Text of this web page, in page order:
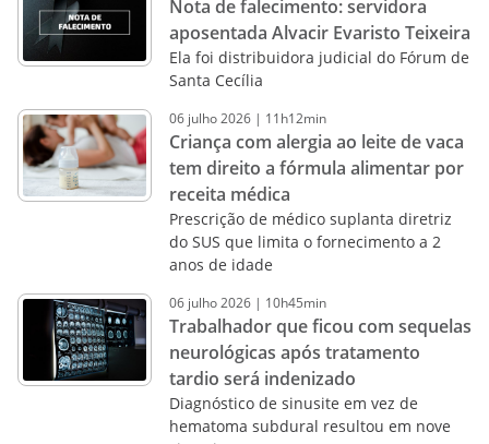
Nota de falecimento: servidora
aposentada Alvacir Evaristo Teixeira
Ela foi distribuidora judicial do Fórum de
Santa Cecília
06 julho2026 | 11h12min
Criança com alergia ao leite de vaca
tem direito a fórmula alimentar por
receita médica
Prescrição de médico suplanta diretriz
do SUS que limita o fornecimento a 2
anos de idade
06 julho2026 | 10h45min
Trabalhador que ficou com sequelas
neurológicas após tratamento
tardio será indenizado
Diagnóstico de sinusite em vez de
hematoma subdural resultou em nove